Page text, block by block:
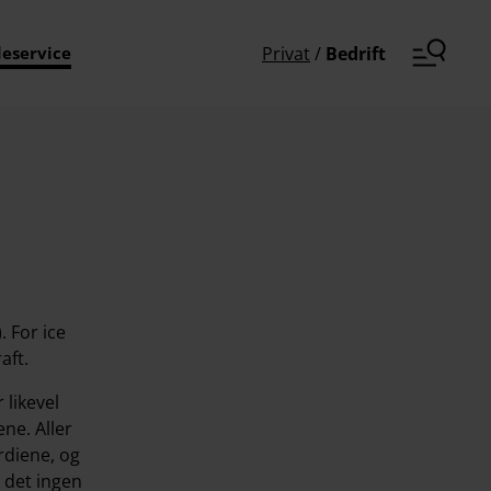
Privat / Bedrift
For ice
likevel
Aller
og
ingen